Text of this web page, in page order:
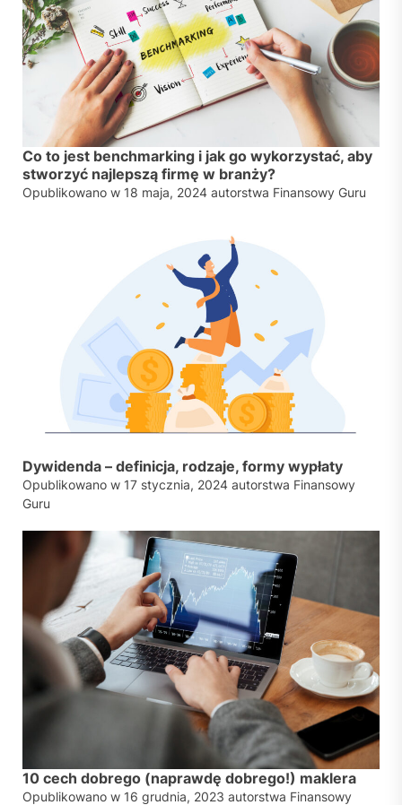
Co to jest benchmarking i jak go wykorzystać, aby
stworzyć najlepszą firmę w branży?
Opublikowano w 18 maja, 2024 autorstwa Finansowy Guru
Dywidenda – definicja, rodzaje, formy wypłaty
Opublikowano w 17 stycznia, 2024 autorstwa Finansowy
Guru
10 cech dobrego (naprawdę dobrego!) maklera
Opublikowano w 16 grudnia, 2023 autorstwa Finansowy